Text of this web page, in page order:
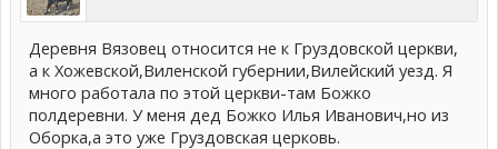
Деревня Вязовец относится не к Груздовской церкви,
а к Хожевской,Виленской губернии,Вилейский уезд. Я
много работала по этой церкви-там Божко
полдеревни. У меня дед Божко Илья Иванович,но из
Оборка,а это уже Груздовская церковь.